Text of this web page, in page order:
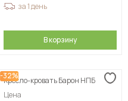
за 1 день
В корзину
-32%
Кресло-кровать Барон НПБ
Цена